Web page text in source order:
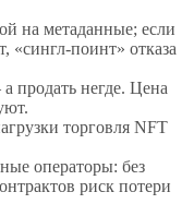
на метаданные; если
«сингл‑поинт» отказа
продать негде. Цена
торговля NFT
операторы: без
риск потери